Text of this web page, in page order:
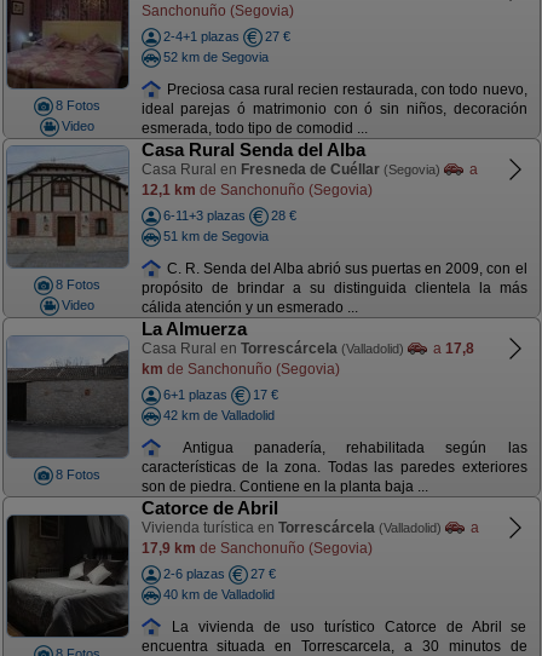
8 Fotos
Video
Sanchonuño (Segovia)
2-4+1 plazas
27 €
52 km de Segovia
Preciosa casa rural recien restaurada, con todo nuevo,
ideal parejas ó matrimonio con ó sin niños, decoración
esmerada, todo tipo de comodid ...
8 Fotos
Video
Casa Rural Senda del Alba
Casa Rural en Fresneda de Cuéllar (Segovia)
a
12,1 km de Sanchonuño (Segovia)
6-11+3 plazas
28 €
51 km de Segovia
C. R. Senda del Alba abrió sus puertas en 2009, con el
propósito de brindar a su distinguida clientela la más
cálida atención y un esmerado ...
8 Fotos
La Almuerza
Casa Rural en Torrescárcela (Valladolid) a 17,8
km de Sanchonuño (Segovia)
6+1 plazas
17 €
42 km de Valladolid
Antigua panadería, rehabilitada según las
características de la zona. Todas las paredes exteriores
son de piedra. Contiene en la planta baja ...
Catorce de Abril
Vivienda turística en Torrescárcela (Valladolid)
a
17,9 km de Sanchonuño (Segovia)
2-6 plazas
27 €
40 km de Valladolid
La vivienda de uso turístico Catorce de Abril se
encuentra situada en Torrescarcela, a 30 minutos de